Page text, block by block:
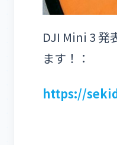
DJI Mini 3 発
ます！：
https://